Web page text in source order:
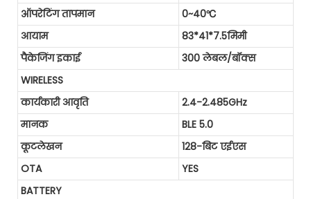
ऑपरेटिंग तापमान
0~40℃
आयाम
83*41*7.5मिमी
पैकेजिंग इकाई
300 लेबल/बॉक्स
WIRELESS
कार्यकारी आवृति
2.4-2.485GHz
मानक
BLE 5.0
कूटलेखन
128-बिट एईएस
OTA
YES
BATTERY